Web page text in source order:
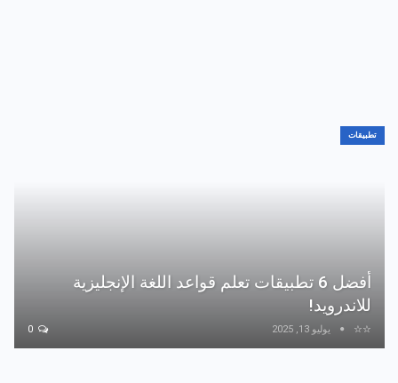
تطبيقات
أفضل 6 تطبيقات تعلم قواعد اللغة الإنجليزية
للاندرويد!
☆☆ يوليو 13, 2025